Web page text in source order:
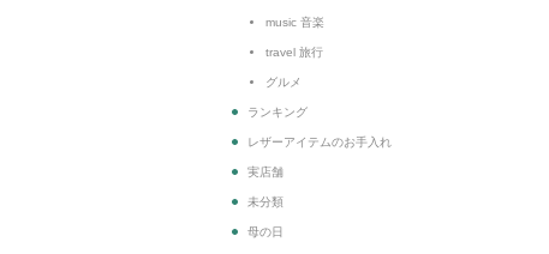
music 音楽
travel 旅行
グルメ
ランキング
レザーアイテムのお手入れ
実店舗
未分類
母の日